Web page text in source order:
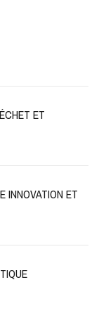
ET
INNOVATION ET